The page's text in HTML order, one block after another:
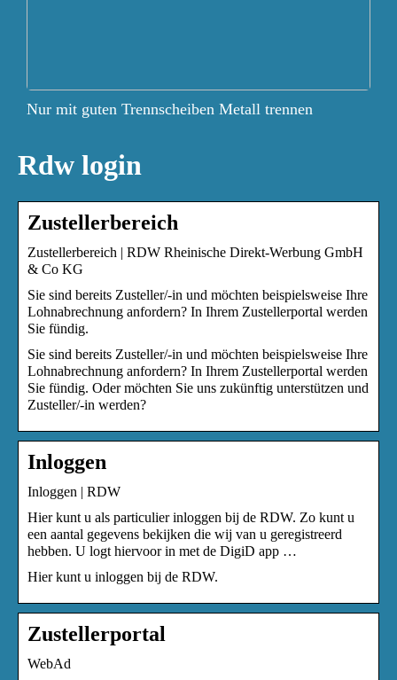
Nur mit guten Trennscheiben Metall trennen
Rdw login
Zustellerbereich
Zustellerbereich | RDW Rheinische Direkt-Werbung GmbH
& Co KG
Sie sind bereits Zusteller/-in und möchten beispielsweise Ihre
Lohnabrechnung anfordern? In Ihrem Zustellerportal werden
Sie fündig.
Sie sind bereits Zusteller/-in und möchten beispielsweise Ihre
Lohnabrechnung anfordern? In Ihrem Zustellerportal werden
Sie fündig. Oder möchten Sie uns zukünftig unterstützen und
Zusteller/-in werden?
Inloggen
Inloggen | RDW
Hier kunt u als particulier inloggen bij de RDW. Zo kunt u
een aantal gegevens bekijken die wij van u geregistreerd
hebben. U logt hiervoor in met de DigiD app …
Hier kunt u inloggen bij de RDW.
Zustellerportal
WebAd